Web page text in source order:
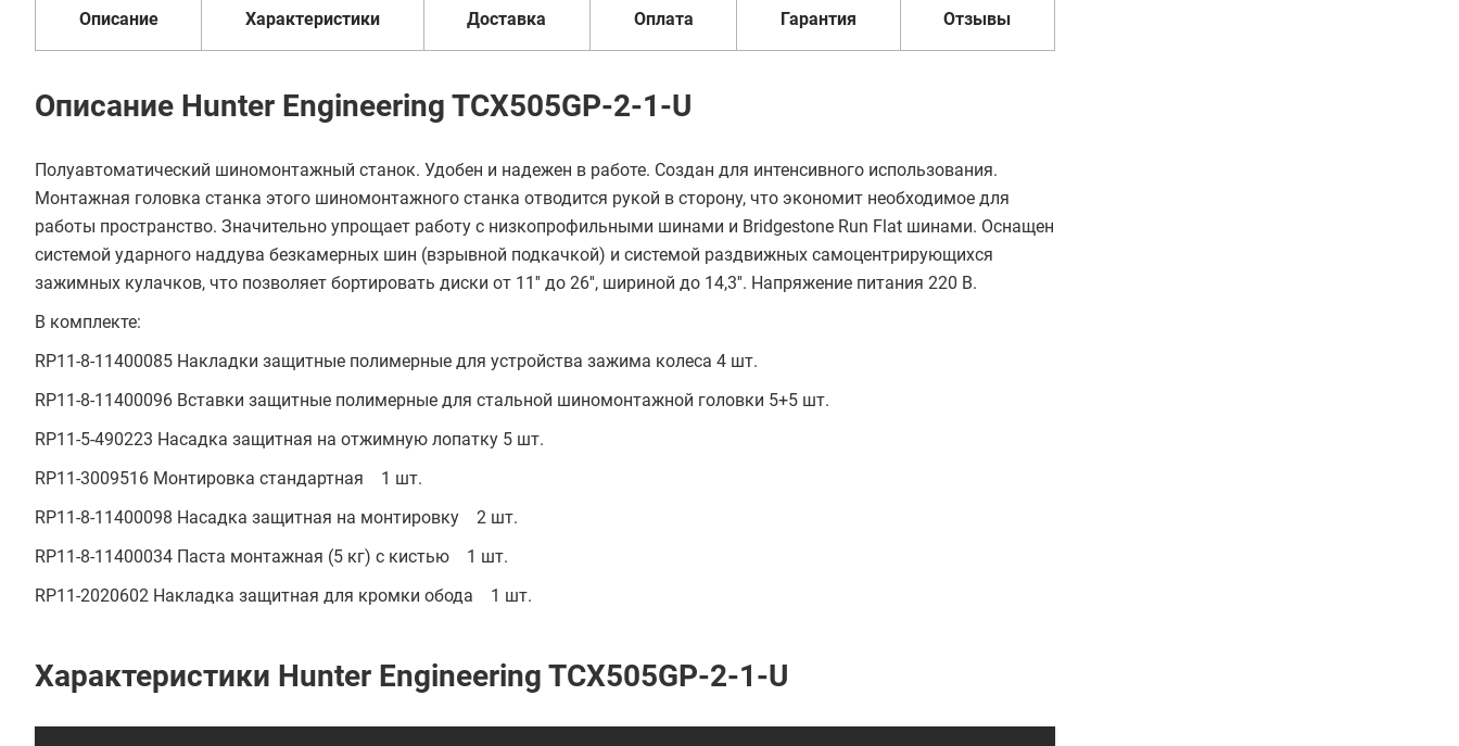
Описание Характеристики Доставка Оплата Гарантия Отзывы
Описание Hunter Engineering TCX505GP-2-1-U
Полуавтоматический шиномонтажный станок. Удобен и надежен в работе. Создан для интенсивного использования.
Монтажная головка станка этого шиномонтажного станка отводится рукой в сторону, что экономит необходимое для
работы пространство. Значительно упрощает работу с низкопрофильными шинами и Bridgestone Run Flat шинами. Оснащен
системой ударного наддува безкамерных шин (взрывной подкачкой) и системой раздвижных самоцентрирующихся
зажимных кулачков, что позволяет бортировать диски от 11'' до 26'', шириной до 14,3''. Напряжение питания 220 В.
В комплекте:
RP11-8-11400085 Накладки защитные полимерные для устройства зажима колеса 4 шт.
RP11-8-11400096 Вставки защитные полимерные для стальной шиномонтажной головки 5+5 шт.
RP11-5-490223 Насадка защитная на отжимную лопатку 5 шт.
RP11-3009516 Монтировка стандартная 1 шт.
RP11-8-11400098 Насадка защитная на монтировку 2 шт.
RP11-8-11400034 Паста монтажная (5 кг) с кистью 1 шт.
RP11-2020602 Накладка защитная для кромки обода 1 шт.
Характеристики Hunter Engineering TCX505GP-2-1-U